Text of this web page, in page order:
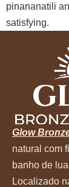
pinananatili
satisfying.
Glow
natural com
banho de
Localizado